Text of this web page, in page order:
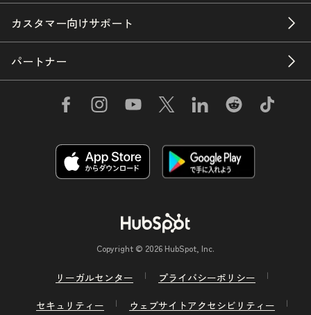
カスタマー向けサポート
パートナー
Copyright © 2026 HubSpot, Inc.
リーガルセンター
プライバシーポリシー
セキュリティー
ウェブサイトアクセシビリティー